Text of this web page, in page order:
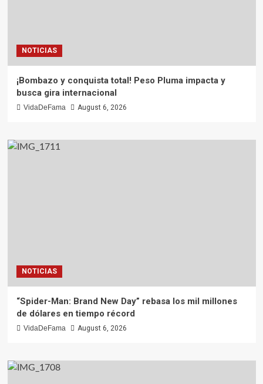
NOTICIAS
¡Bombazo y conquista total! Peso Pluma impacta y
busca gira internacional
VidaDeFama August 6, 2026
NOTICIAS
“Spider-Man: Brand New Day” rebasa los mil millones
de dólares en tiempo récord
VidaDeFama August 6, 2026